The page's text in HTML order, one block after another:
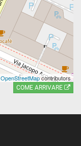
OpenStreetMapcontributors
COME ARRIVARE